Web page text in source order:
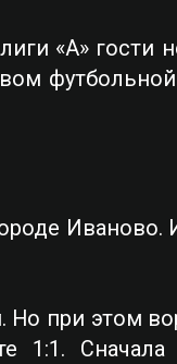
«А» гости
Иваново.
при этом
Сначала